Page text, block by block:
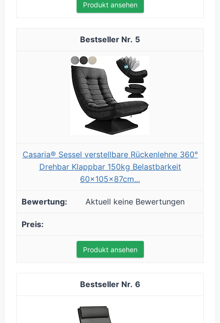
Produkt ansehen
5
Casaria® Sessel verstellbare Rückenlehne 360°
Drehbar Klappbar 150kg Belastbarkeit
60x105x87cm...
Aktuell keine Bewertungen
Produkt ansehen
6